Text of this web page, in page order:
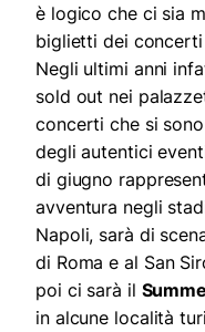
è logico che ci sia
biglietti dei
Negli ultimi anni
sold out nei
concerti che si
degli autentici
di giugno
avventura negli
Napoli, sarà di
di Roma e al San
poi ci sarà il
in alcune località